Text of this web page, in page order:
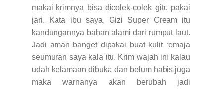
makai krimnya bisa dicolek-colek gitu pakai
jari. Kata ibu saya, Gizi Super Cream itu
kandungannya bahan alami dari rumput laut.
Jadi aman banget dipakai buat kulit remaja
seumuran saya kala itu. Krim wajah ini kalau
udah kelamaan dibuka dan belum habis juga
maka warnanya akan berubah jadi